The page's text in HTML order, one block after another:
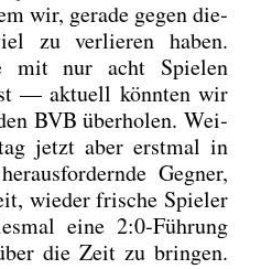
wir, gera­de gegen die­
zu ver­lie­ren haben.
mit nur acht Spie­len
— aktu­ell könn­ten wir
BVB über­ho­len. Wei­
jetzt aber erst­mal in
Geg­ner,
wie­der fri­sche Spie­ler
eine 2:0‑Führung
die Zeit zu brin­gen.